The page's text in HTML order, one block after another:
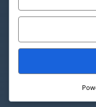
© 2026 Trapez Sac